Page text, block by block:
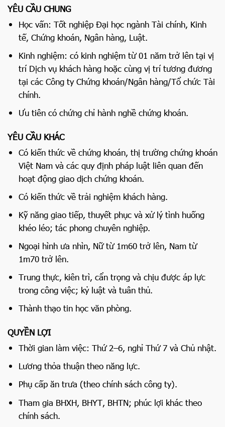
YÊU CẦU CHUNG
Học vấn: Tốt nghiệp Đại học ngành Tài chính, Kinh
tế, Chứng khoán, Ngân hàng, Luật.
Kinh nghiệm: có kinh nghiệm từ 01 năm trở lên tại vị
trí Dịch vụ khách hàng hoặc cùng vị trí tương đương
tại các Công ty Chứng khoán/Ngân hàng/Tổ chức Tài
chính.
Ưu tiên có chứng chỉ hành nghề chứng khoán.
YÊU CẦU KHÁC
Có kiến thức về chứng khoán, thị trường chứng khoán
Việt Nam và các quy định pháp luật liên quan đến
hoạt động giao dịch chứng khoán.
Có kiến thức về trải nghiệm khách hàng.
Kỹ năng giao tiếp, thuyết phục và xử lý tình huống
khéo léo; tác phong chuyên nghiệp.
Ngoại hình ưa nhìn, Nữ từ 1m60 trở lên, Nam từ
1m70 trở lên.
Trung thực, kiên trì, cẩn trọng và chịu được áp lực
trong công việc; kỷ luật và tuân thủ.
Thành thạo tin học văn phòng.
QUYỀN LỢI
Thời gian làm việc: Thứ 2–6, nghỉ Thứ 7 và Chủ nhật.
Lương thỏa thuận theo năng lực.
Phụ cấp ăn trưa (theo chính sách công ty).
Tham gia BHXH, BHYT, BHTN; phúc lợi khác theo
chính sách.